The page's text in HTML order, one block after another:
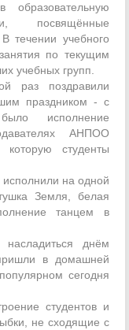
посвящённые
течении учебного
по текущим
учебных групп.
раз поздравили
праздником - с
исполнение
АНПОО
которую студенты
исполнили на одной
Земля, белая
танцем в
днём
в домашней
сегодня
студентов и
не сходящие с